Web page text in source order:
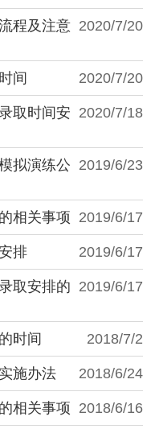
2020/7/20
程及注意
2020/7/20
间
2020/7/18
取时间安
2019/6/23
拟演练公
2019/6/17
相关事项
2019/6/17
排
2019/6/17
取安排的
2018/7/2
时间
2018/6/24
施办法
2018/6/16
相关事项